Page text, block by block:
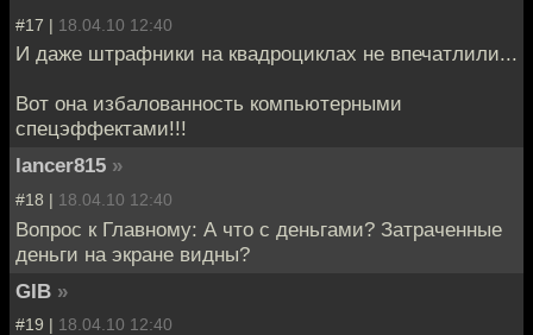
#17 | 18.04.10 12:40
И даже штрафники на квадроциклах не впечатлили...
Вот она избалованность компьютерными
спецэффектами!!!
lancer815 »
#18 | 18.04.10 12:40
Вопрос к Главному: А что с деньгами? Затраченные
деньги на экране видны?
GIB »
#19 | 18.04.10 12:40